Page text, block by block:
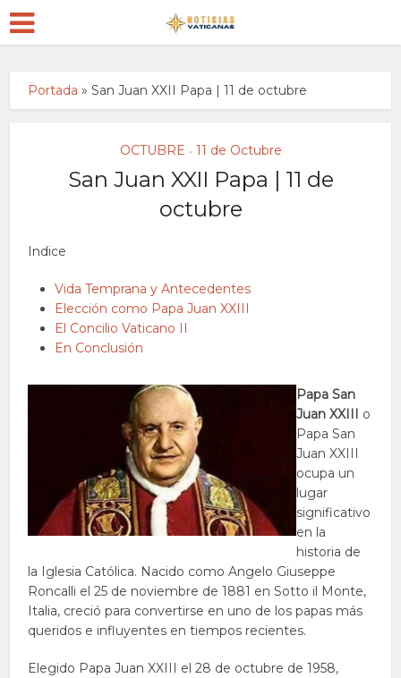
Portada »San Juan XXII Papa | 11 de octubre
OCTUBRE • 11 de Octubre
San Juan XXII Papa | 11 de
octubre
Indice
Vida Temprana y Antecedentes
Elección como Papa Juan XXIII
El Concilio Vaticano II
En Conclusión
Papa San
Juan XXIII o
Papa San
Juan XXIII
ocupa un
lugar
significativo
en la
historia de
la Iglesia Católica. Nacido como Angelo Giuseppe
Roncalli el 25 de noviembre de 1881 en Sotto il Monte,
Italia, creció para convertirse en uno de los papas más
queridos e influyentes en tiempos recientes.
Elegido Papa Juan XXIII el 28 de octubre de 1958,